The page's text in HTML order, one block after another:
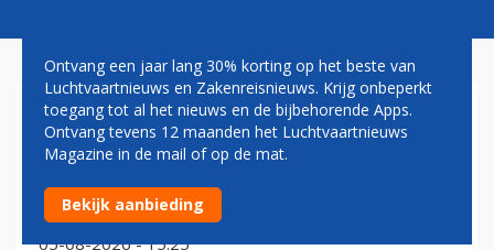
AIRBUS A330-900
Cathay Pacific ziet levering eerste Airbus A350F
maanden vertraging oplopen
05-08-2026 - 15:25
Ontvang een jaar lang 30% korting op het beste van
Luchtvaartnieuws en Zakenreisnieuws. Krijg onbeperkt
toegang tot al het nieuws en de bijbehorende Apps.
Ontvang tevens 12 maanden het Luchtvaartnieuws
Magazine in de mail of op de mat.
Bekijk aanbieding